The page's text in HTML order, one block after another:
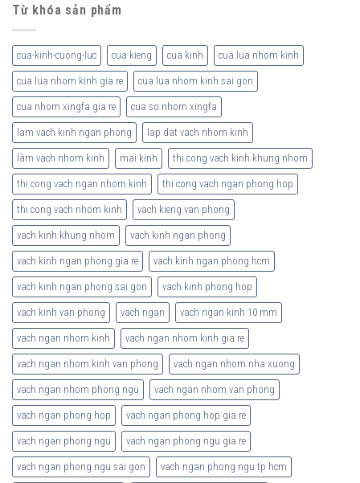
Từ khóa sản phẩm
cua-kinh-cuong-luc cua kieng cua kinh cua lua nhom kinh
cua lua nhom kinh gia re cua lua nhom kinh sai gon
cua nhom xingfa gia re cua so nhom xingfa
lam vach kinh ngan phong lap dat vach nhom kinh
làm vach nhom kinh mai kinh thi cong vach kinh khung nhom
thi cong vach ngan nhom kinh thi cong vach ngan phong hop
thi cong vach nhom kinh vach kieng van phong
vach kinh khung nhom vach kinh ngan phong
vach kinh ngan phong gia re vach kinh ngan phong hcm
vach kinh ngan phong sai gon vach kinh phong hop
vach kinh van phong vach ngan vach ngan kinh 10 mm
vach ngan nhom kinh vach ngan nhom kinh gia re
vach ngan nhom kinh van phong vach ngan nhom nha xuong
vach ngan nhom phong ngu vach ngan nhom van phong
vach ngan phong hop vach ngan phong hop gia re
vach ngan phong ngu vach ngan phong ngu gia re
vach ngan phong ngu sai gon vach ngan phong ngu tp hcm